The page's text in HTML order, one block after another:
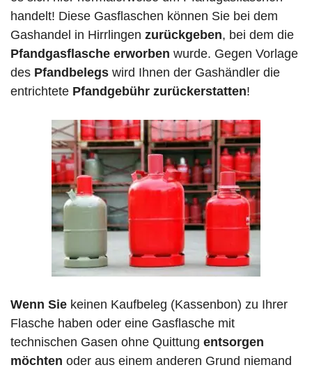
handelt! Diese Gasflaschen können Sie bei dem
Gashandel in Hirrlingen zurückgeben, bei dem die
Pfandgasflasche erworben wurde. Gegen Vorlage
des Pfandbelegs wird Ihnen der Gashändler die
entrichtete Pfandgebühr zurückerstatten!
Wenn Sie keinen Kaufbeleg (Kassenbon) zu Ihrer
Flasche haben oder eine Gasflasche mit
technischen Gasen ohne Quittung entsorgen
möchten oder aus einem anderen Grund niemand